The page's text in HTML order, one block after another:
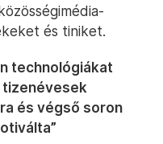
és tiniket.
technológiákat
és végső soron